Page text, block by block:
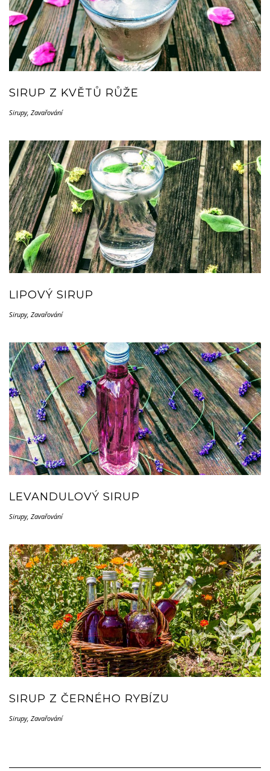
SIRUP Z KVĚTŮ RŮŽE
Sirupy, Zavařování
LIPOVÝ SIRUP
Sirupy, Zavařování
LEVANDULOVÝ SIRUP
Sirupy, Zavařování
SIRUP Z ČERNÉHO RYBÍZU
Sirupy, Zavařování